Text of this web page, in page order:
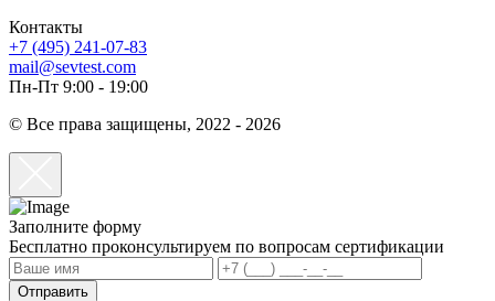
Контакты
+7 (495) 241-07-83
mail@sevtest.com
Пн-Пт 9:00 - 19:00
© Все права защищены, 2022 - 2026
Заполните форму
Бесплатно проконсультируем по вопросам сертификации
Отправить